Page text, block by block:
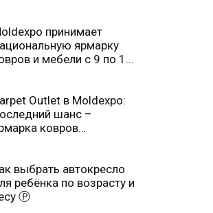
принимает
ярмарку
и мебели с 9 по 14
Outlet в Moldexpo:
шанс –
ковров
выбрать автокресло
ребёнка по возрасту и
Ⓟ